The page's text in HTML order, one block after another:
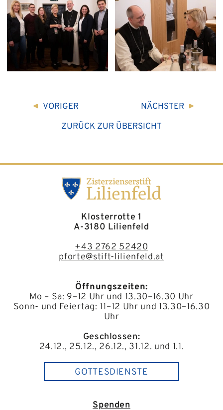
Bildversion
anzeigen
Bildversion
anzeigen
VORIGER
ZURÜCK ZUR ÜBERSICHT
NÄCHSTER
Klosterrotte 1
A-3180 Lilienfeld
+43 2762 52420
pforte@stift-lilienfeld.at
Öffnungszeiten:
Mo – Sa: 9–12 Uhr und 13.30–16.30 Uhr
Sonn- und Feiertag: 11–12 Uhr und 13.30–16.30
Uhr
Geschlossen:
24.12., 25.12., 26.12., 31.12. und 1.1.
GOTTESDIENSTE
Spenden